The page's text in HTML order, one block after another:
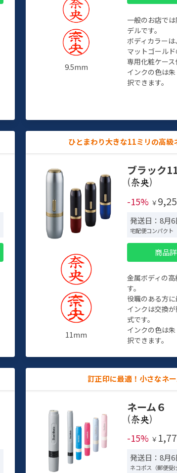
9.5mm
一般のお店で
デルです。
ボディカラー
マットゴールド
専用化粧ケース
インクの色は
択できます。
ひとまわり大きな11ミリの高級
11mm
ブラック
(
)
-15% ￥
発送日：8月
宅配便コンパクト
商品
金属ボディの
す。
役職のある方に
インクは交換
式です。
インクの色は
択できます。
訂正印に最適！小さなネ
ネーム６
(
)
-15% ￥
発送日：8月
ネコポス（郵便受